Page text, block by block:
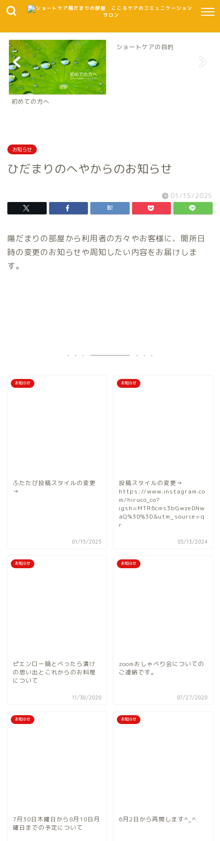
初めての方へ
ショートケアの目的
お知らせ
ひだまりのへやからのお知らせ
01/15/2025
陽だまりの部屋から利用者の方々やお客様に、開所日
時の変更のお知らせや周知したい内容をお届けしま
す。
お知らせ
ふたたび投稿スタイルの変更
→
01/15/2025
お知らせ
投稿スタイルの変更→
https://www.instagram.co
m/hiruco_co?
igsh=MTR6cms3bGwzeDNw
aQ%3D%3D&utm_source=q
r
05/13/2024
お知らせ
ピエンロー鍋とべったら漬け
の思い出とこれからのお料理
について
11/30/2020
お知らせ
zoomおしゃべり会についての
ご連絡です。
07/27/2020
お知らせ
7月30日木曜日から8月10日月
曜日までの予定について
お知らせ
6月2日から再開します^_^